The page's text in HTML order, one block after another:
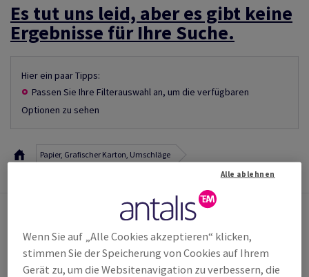
Es tut uns leid, aber es gibt keine
Ergebnisse für Ihre Suche.
Hier ein paar Tipps:
Passen Sie Ihre Filterauswahl an, um die verfügbaren
Optionen zu sehen
Papier, Grafischer Karton, Umschläge
Gummiert
VERKAUF & BERATUNG
Sie haben eine Frage an uns? Unser Team steht Ihnen
gerne zur Verfügung!
Wenn Sie auf „Alle Cookies akzeptieren“ klicken,
stimmen Sie der Speicherung von Cookies auf Ihrem
Gerät zu, um die Websitenavigation zu verbessern, die
Alle ablehnen